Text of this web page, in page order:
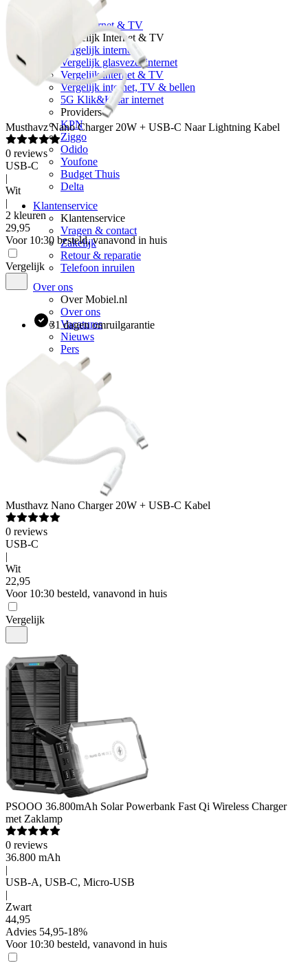
Alle internet & TV
Vergelijk Internet & TV
Vergelijk internet
Vergelijk glasvezel internet
Vergelijk internet & TV
Vergelijk internet, TV & bellen
5G Klik&Klaar internet
Providers
KPN
Ziggo
Odido
Youfone
Budget Thuis
Delta
Klantenservice
Klantenservice
Vragen & contact
Zakelijk
Retour & reparatie
Telefoon inruilen
Over ons
Over Mobiel.nl
Over ons
Vacatures
Nieuws
Pers
Musthavz Nano Charger 20W + USB-C Naar Lightning Kabel
0 reviews
USB-C
|
Wit
|
2 kleuren
29,95
Voor 10:30 besteld, vanavond in huis
Vergelijk
31 dagen omruilgarantie
Musthavz Nano Charger 20W + USB-C Kabel
0 reviews
USB-C
|
Wit
22,95
Voor 10:30 besteld, vanavond in huis
Vergelijk
PSOOO 36.800mAh Solar Powerbank Fast Qi Wireless Charger
met Zaklamp
0 reviews
36.800 mAh
|
USB-A, USB-C, Micro-USB
|
Zwart
44,95
Advies 54,95-18%
Voor 10:30 besteld, vanavond in huis